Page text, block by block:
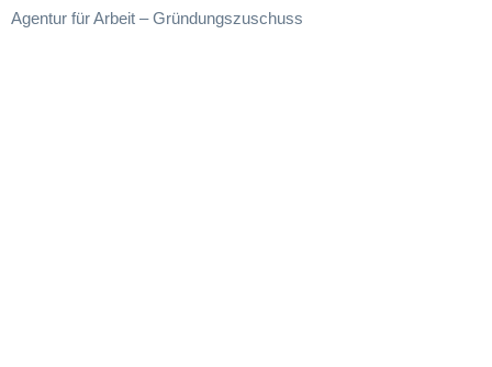
Agentur für Arbeit – Gründungszuschuss